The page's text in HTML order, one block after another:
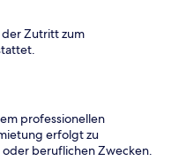
der Zutritt zum
professionellen
erfolgt zu
beruflichen Zwecken.